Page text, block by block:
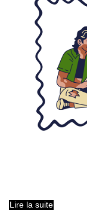
Lire la suite